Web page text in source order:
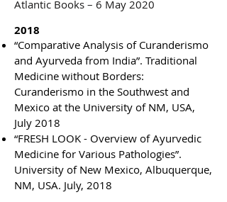
Atlantic Books – 6 May 2020
2018
“Comparative Analysis of Curanderismo
and Ayurveda from India”. Traditional
Medicine without Borders:
Curanderismo in the Southwest and
Mexico at the University of NM, USA,
July 2018
“FRESH LOOK - Overview of Ayurvedic
Medicine for Various Pathologies”.
University of New Mexico, Albuquerque,
NM, USA. July, 2018